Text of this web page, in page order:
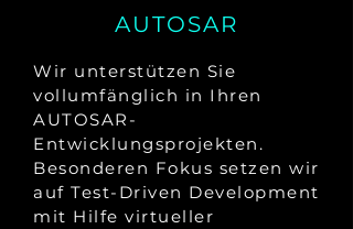
AUTOSAR
Wir unterstützen Sie
vollumfänglich in Ihren
AUTOSAR-
Entwicklungsprojekten.
Besonderen Fokus setzen wir
auf Test-Driven Development
mit Hilfe virtueller